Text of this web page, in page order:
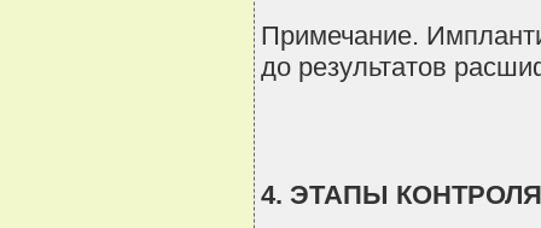
Примечание.
до результатов
4. ЭТАПЫ